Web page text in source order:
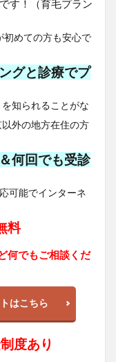
です！（育毛プラン
めての方も安心で
グと診療でプ
知られることがな
外の地方在住の方
何回でも受診
可能でインターネ
料
何でもご相談くだ
はこちら
度あり